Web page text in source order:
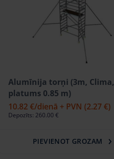
Alumīnija torņi (3m, Clima,
platums 0.85 m)
10.82 €/dienā + PVN (2.27 €)
Depozīts: 260.00 €
PIEVIENOT GROZAM